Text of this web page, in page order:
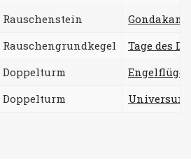
Rauschenstein
Rauschengrundkegel
Tage des
Doppelturm
Doppelturm Universum